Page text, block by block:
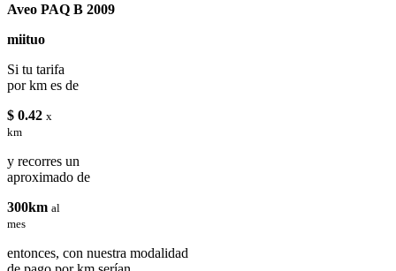
Aveo PAQ B 2009
miituo
Si tu tarifa
por km es de
$ 0.42 x
km
y recorres un
aproximado de
300km al
mes
entonces, con nuestra modalidad